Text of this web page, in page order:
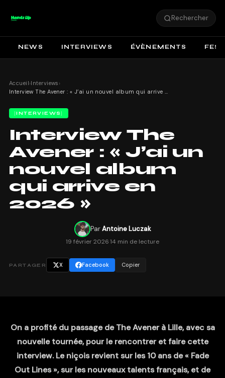
Rechercher
NEWS INTERVIEWS ÉVÈNEMENTS
Accueil›Interviews ›
Interview The Avener : « J’ai un nouvel album qui arrive en 2026 »
INTERVIEWS
Interview The
Avener : « J’ai un
nouvel album
qui arrive en
2026 »
ParAntoine Luczak
19 février 202614 min de lecture
PARTAGER X Facebook Copier
On a profité du passage de The Avener à Lille, avec sa
nouvelle tournée, pour le rencontrer et faire cette
interview. Le niçois revient sur les 10 ans de « Fade
Out Lines », sur les nouveaux talents français, et de